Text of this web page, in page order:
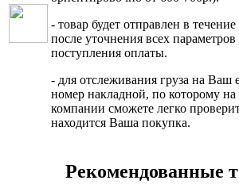
- товар будет отправлен в
после уточнения всех параметров
поступления оплаты.
- для отслеживания груза на Ваш
номер накладной, по которому на
компании сможете легко
находится Ваша покупка.
Рекомендованные